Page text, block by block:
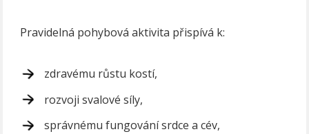
Pravidelná pohybová aktivita přispívá k:
zdravému růstu kostí,
rozvoji svalové síly,
správnému fungování srdce a cév,